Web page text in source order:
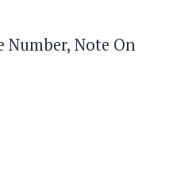
Note On